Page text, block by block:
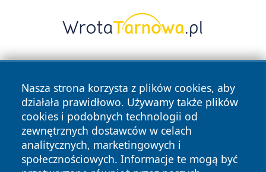
Nasza strona korzysta z plików cookies, aby
działała prawidłowo. Używamy także plików
cookies i podobnych technologii od
zewnętrznych dostawców w celach
analitycznych, marketingowych i
społecznościowych. Informacje te mogą być
Copyright © 2026 zywieconline.pl Wszystkie prawa
zastrzeżone.